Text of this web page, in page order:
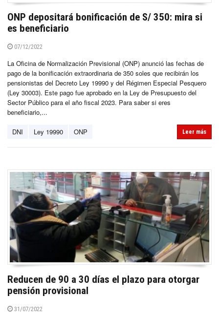
ONP depositará bonificación de S/ 350: mira si
es beneficiario
07/12/2022
La Oficina de Normalización Previsional (ONP) anunció las fechas de
pago de la bonificación extraordinaria de 350 soles que recibirán los
pensionistas del Decreto Ley 19990 y del Régimen Especial Pesquero
(Ley 30003). Este pago fue aprobado en la Ley de Presupuesto del
Sector Público para el año fiscal 2023. Para saber si eres
beneficiario,...
DNI Ley 19990 ONP Leer más
Reducen de 90 a 30 días el plazo para otorgar
pensión provisional
31/07/2022